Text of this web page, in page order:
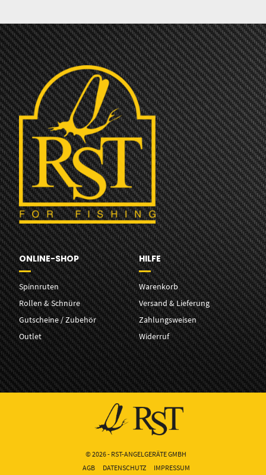
ONLINE-SHOP
Spinnruten
Rollen & Schnüre
Gutscheine / Zubehör
Outlet
HILFE
Warenkorb
Versand & Lieferung
Zahlungsweisen
Widerruf
© 2026 - RST-ANGELGERÄTE GMBH
AGB
DATENSCHUTZ IMPRESSUM